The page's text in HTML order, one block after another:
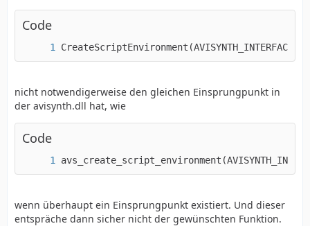
Code
nicht notwendigerweise den gleichen Einsprungpunkt in
der avisynth.dll hat, wie
Code
wenn überhaupt ein Einsprungpunkt existiert. Und dieser
entspräche dann sicher nicht der gewünschten Funktion.